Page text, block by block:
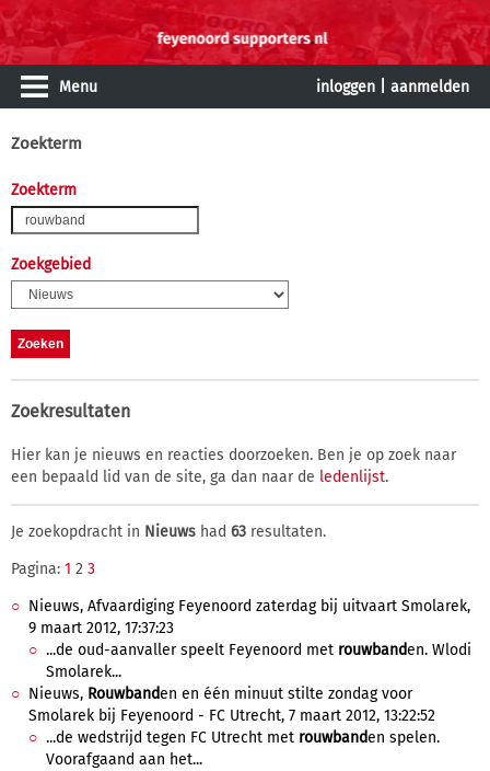
Menu inloggen aanmelden
Zoekterm
Zoekterm
Zoekgebied
Zoekresultaten
Hier kan je nieuws en reacties doorzoeken. Ben je op zoek naar
een bepaald lid van de site, ga dan naar de ledenlijst.
Je zoekopdracht in Nieuws had 63 resultaten.
Pagina: 1 2 3
Nieuws, Afvaardiging Feyenoord zaterdag bij uitvaart Smolarek,
9 maart 2012, 17:37:23
...de oud-aanvaller speelt Feyenoord met rouwbanden. Wlodi
Smolarek...
Nieuws, Rouwbanden en één minuut stilte zondag voor
Smolarek bij Feyenoord - FC Utrecht, 7 maart 2012, 13:22:52
...de wedstrijd tegen FC Utrecht met rouwbanden spelen.
Voorafgaand aan het...